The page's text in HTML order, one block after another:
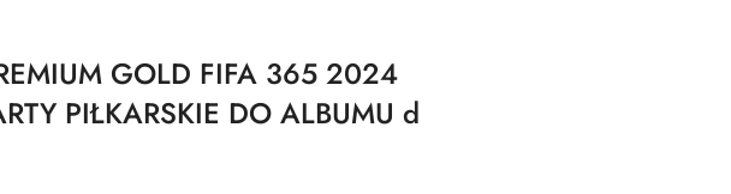
GOLD FIFA 365 2024
PIŁKARSKIE DO ALBUMU d